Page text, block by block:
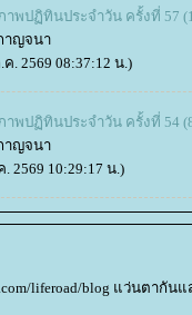
พปฏิทินประจำวัน ครั้งที่ 57
าญจนา
ค. 2569 08:37:12 น.)
พปฏิทินประจำวัน ครั้งที่ 54
าญจนา
. 2569 10:29:17 น.)
liferoad/blog แว่นตากัน